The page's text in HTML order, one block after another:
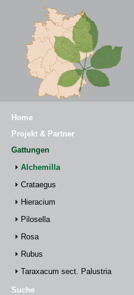
Home
Projekt & Partner
Gattungen
Alchemilla
Crataegus
Hieracium
Pilosella
Rosa
Rubus
Taraxacum sect. Palustria
Suche